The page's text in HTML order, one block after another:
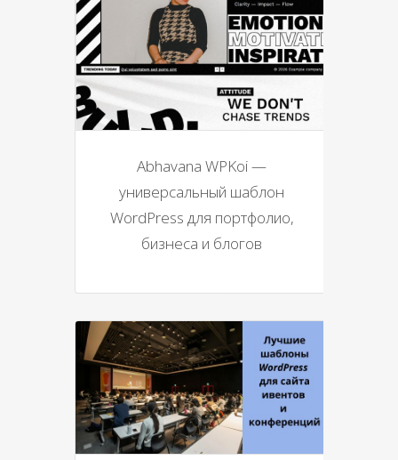
Abhavana WPKoi —
универсальный шаблон
WordPress для портфолио,
бизнеса и блогов